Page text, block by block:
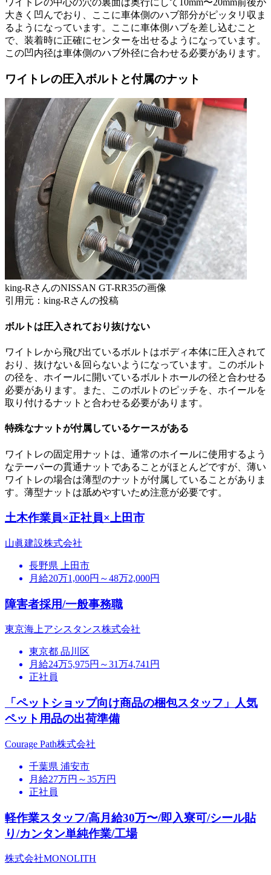
ワイトレの中心の穴の裏面は奥行にして10mm〜20mm前後が
大きく凹んでおり、ここに車体側のハブ部分がピッタリ収ま
るようになっています。ここに車体側ハブを差し込むこと
で、装着時に正確にセンターを出せるようになっています。
この凹内径は車体側のハブ外径に合わせる必要があります。
ワイトレの圧入ボルトと付属のナット
king-RさんのNISSAN GT-RR35の画像
引用元：king-Rさんの投稿
ボルトは圧入されており抜けない
ワイトレから飛び出ているボルトはボディ本体に圧入されて
おり、抜けない＆回らないようになっています。このボルト
の径を、ホイールに開いているボルトホールの径と合わせる
必要があります。また、このボルトのピッチを、ホイールを
取り付けるナットと合わせる必要があります。
特殊なナットが付属しているケースがある
ワイトレの固定用ナットは、通常のホイールに使用するよう
なテーパーの貫通ナットであることがほとんどですが、薄い
ワイトレの場合は薄型のナットが付属していることがありま
す。薄型ナットは舐めやすいため注意が必要です。
土木作業員×正社員×上田市
山眞建設株式会社
長野県 上田市
月給20万1,000円～48万2,000円
障害者採用/一般事務職
東京海上アシスタンス株式会社
東京都 品川区
月給24万5,975円～31万4,741円
正社員
「ペットショップ向け商品の梱包スタッフ」人気
ペット用品の出荷準備
Courage Path株式会社
千葉県 浦安市
月給27万円～35万円
正社員
軽作業スタッフ/高月給30万〜/即入寮可/シール貼
り/カンタン単純作業/工場
株式会社MONOLITH